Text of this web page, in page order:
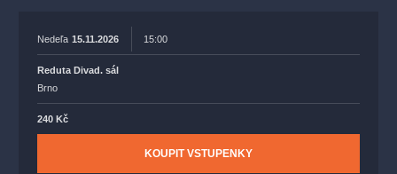
Nedeľa 15.11.2026 15:00
Reduta Divad. sál
Brno
240 Kč
KOUPIT VSTUPENKY